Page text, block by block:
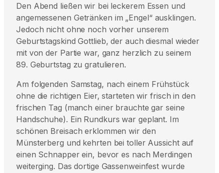
Den Abend ließen wir bei leckerem Essen und
angemessenen Getränken im „Engel“ ausklingen.
Jedoch nicht ohne noch vorher unserem
Geburtstagskind Gottlieb, der auch diesmal wieder
mit von der Partie war, ganz herzlich zu seinem
89. Geburtstag zu gratulieren.
Am folgenden Samstag, nach einem Frühstück
ohne die richtigen Eier, starteten wir frisch in den
frischen Tag (manch einer brauchte gar seine
Handschuhe). Ein Rundkurs war geplant. Im
schönen Breisach erklommen wir den
Münsterberg und kehrten bei toller Aussicht auf
einen Schnapper ein, bevor es nach Merdingen
weiterging. Das dortige Gassenweinfest wurde